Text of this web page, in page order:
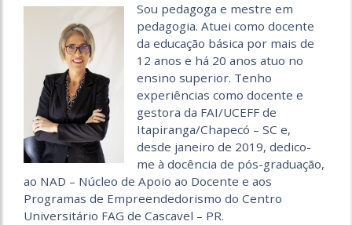
Sou pedagoga e mestre em
pedagogia. Atuei como docente
da educação básica por mais de
12 anos e há 20 anos atuo no
ensino superior. Tenho
experiências como docente e
gestora da FAI/UCEFF de
Itapiranga/Chapecó – SC e,
desde janeiro de 2019, dedico-
me à docência de pós-graduação,
ao NAD – Núcleo de Apoio ao Docente e aos
Programas de Empreendedorismo do Centro
Universitário FAG de Cascavel – PR.